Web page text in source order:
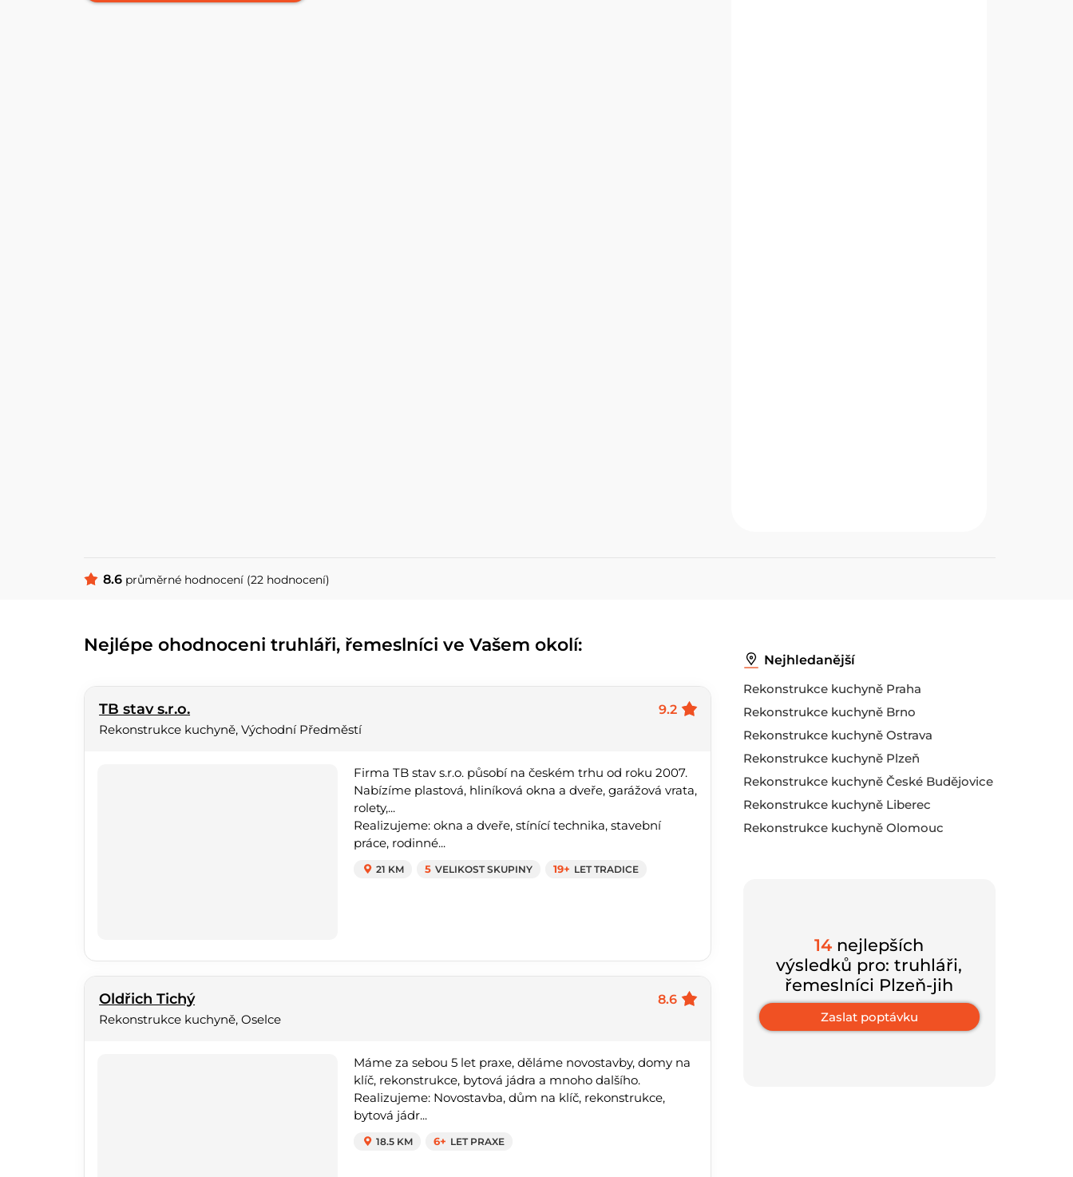
8.6 průměrné hodnocení (22 hodnocení)
Nejlépe ohodnoceni truhláři, řemeslníci ve Vašem okolí:
TB stav s.r.o.
9.2
Rekonstrukce kuchyně, Východní Předměstí
Firma TB stav s.r.o. působí na českém trhu od roku 2007.
Nabízíme plastová, hliníková okna a dveře, garážová vrata,
rolety,...
Realizujeme: okna a dveře, stínící technika, stavební
práce, rodinné...
21 KM 5 VELIKOST SKUPINY 19+ LET TRADICE
Oldřich Tichý
8.6
Rekonstrukce kuchyně, Oselce
Máme za sebou 5 let praxe, děláme novostavby, domy na
klíč, rekonstrukce, bytová jádra a mnoho dalšího.
Realizujeme: Novostavba, dům na klíč, rekonstrukce,
bytová jádr...
18.5 KM 6+ LET PRAXE
Nejhledanější
Rekonstrukce kuchyně Praha
Rekonstrukce kuchyně Brno
Rekonstrukce kuchyně Ostrava
Rekonstrukce kuchyně Plzeň
Rekonstrukce kuchyně České Budějovice
Rekonstrukce kuchyně Liberec
Rekonstrukce kuchyně Olomouc
14 nejlepších
výsledků pro: truhláři,
řemeslníci Plzeň-jih